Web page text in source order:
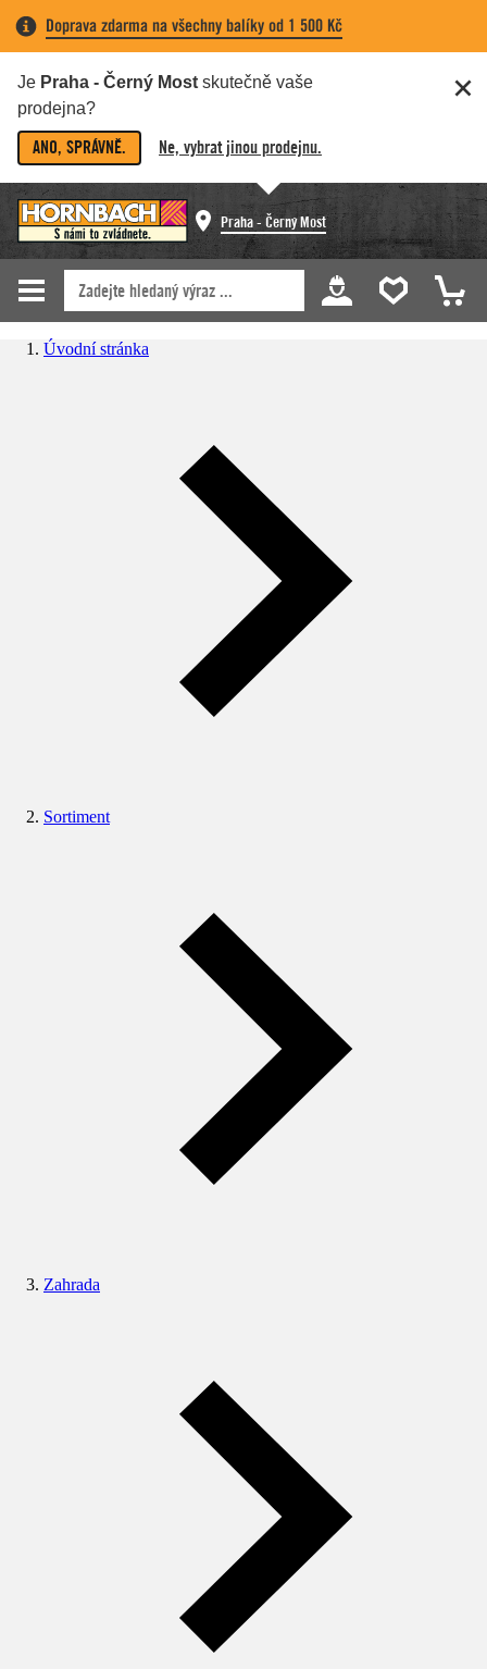
Doprava zdarma na všechny balíky od 1 500 Kč
Je Praha - Černý Most skutečně vaše
prodejna?
ANO, SPRÁVNĚ. Ne, vybrat jinou prodejnu.
Praha - Černý Most
Úvodní stránka
Sortiment
Zahrada